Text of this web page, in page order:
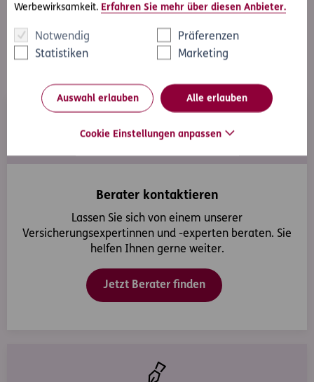
Werbewirksamkeit. Erfahren Sie mehr über diesen Anbieter.
Notwendig
Präferenzen
Statistiken
Marketing
Auswahl erlauben Alle erlauben
Cookie Einstellungen anpassen
gefunden?
Kontaktieren Sie eine Beraterin oder einen Berater
oder füllen Sie ganz einfach das Kontaktformular
Berater kontaktieren
Lassen Sie sich von einem unserer
Versicherungsexpertinnen und -experten beraten. Sie
helfen Ihnen gerne weiter.
Jetzt Berater finden